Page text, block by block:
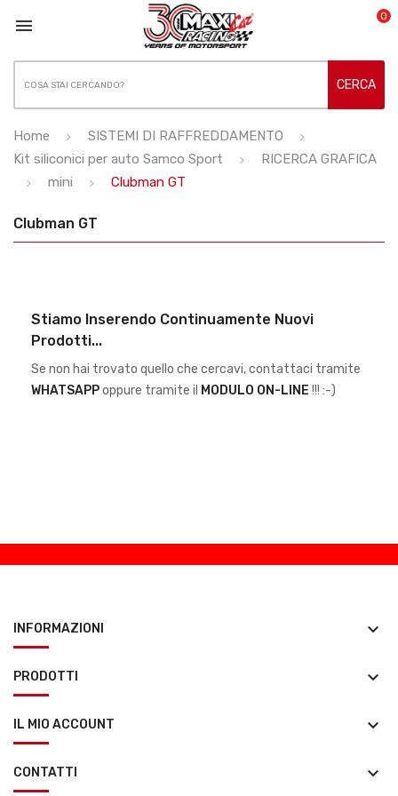
 0
CERCA
Home
SISTEMI DI RAFFREDDAMENTO
Kit siliconici per auto Samco Sport
RICERCA GRAFICA
mini
Clubman GT
Clubman GT
Stiamo Inserendo Continuamente Nuovi
Prodotti...
Se non hai trovato quello che cercavi, contattaci tramite
WHATSAPPoppure tramite il MODULO ON-LINE !!! :-)
INFORMAZIONI keyboard_arrow_down
PRODOTTI keyboard_arrow_down
IL MIO ACCOUNT keyboard_arrow_down
CONTATTI keyboard_arrow_down